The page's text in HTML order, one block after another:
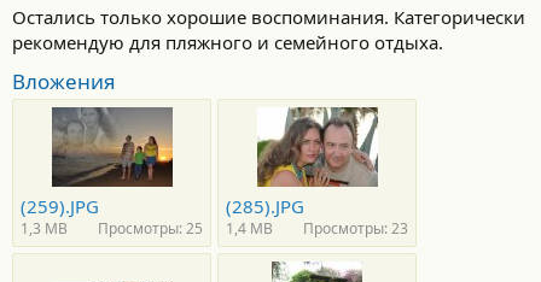
Остались только хорошие воспоминания. Категорически
рекомендую для пляжного и семейного отдыха.
Вложения
(259).JPG
1,3 MB Просмотры: 25
(285).JPG
1,4 MB Просмотры: 23